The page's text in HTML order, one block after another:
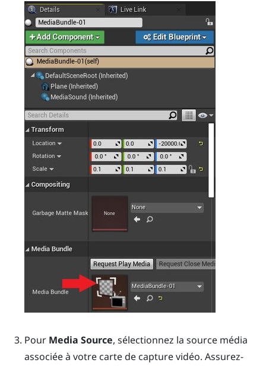
Pour Media Source, sélectionnez la source média
associée à votre carte de capture vidéo. Assurez-